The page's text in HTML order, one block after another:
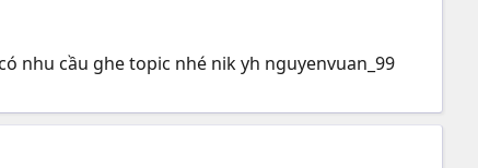
nhu cầu ghe topic nhé nik yh nguyenvuan_99